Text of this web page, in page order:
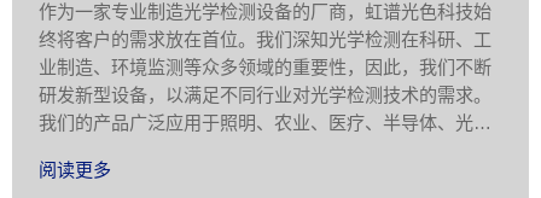
作为一家专业制造光学检测设备的厂商，虹谱光色科技始
终将客户的需求放在首位。我们深知光学检测在科研、工
业制造、环境监测等众多领域的重要性，因此，我们不断
研发新型设备，以满足不同行业对光学检测技术的需求。
我们的产品广泛应用于照明、农业、医疗、半导体、光电
阅读更多